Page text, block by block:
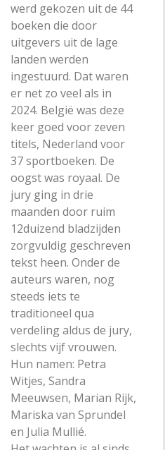
werd gekozen uit de 44
boeken die door
uitgevers uit de lage
landen werden
ingestuurd. Dat waren
er net zo veel als in
2024. België was deze
keer goed voor zeven
titels, Nederland voor
37 sportboeken. De
oogst was royaal. De
jury ging in drie
maanden door ruim
12duizend bladzijden
zorgvuldig geschreven
tekst heen. Onder de
auteurs waren, nog
steeds iets te
traditioneel qua
verdeling aldus de jury,
slechts vijf vrouwen.
Hun namen: Petra
Witjes, Sandra
Meeuwsen, Marian Rijk,
Mariska van Sprundel
en Julia Mullié.